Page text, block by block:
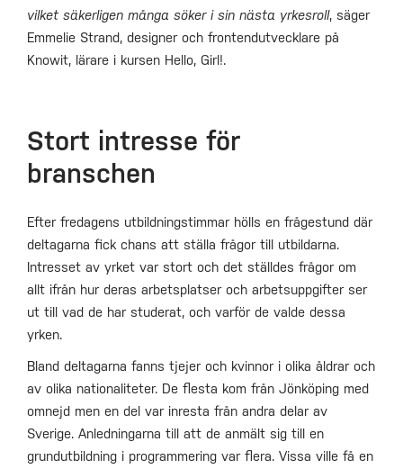
vilket säkerligen många söker i sin nästa yrkesroll, säger
Emmelie Strand, designer och frontendutvecklare på
Knowit, lärare i kursen Hello, Girl!.
Stort intresse för
branschen
Efter fredagens utbildningstimmar hölls en frågestund där
deltagarna fick chans att ställa frågor till utbildarna.
Intresset av yrket var stort och det ställdes frågor om
allt ifrån hur deras arbetsplatser och arbetsuppgifter ser
ut till vad de har studerat, och varför de valde dessa
yrken.
Bland deltagarna fanns tjejer och kvinnor i olika åldrar och
av olika nationaliteter. De flesta kom från Jönköping med
omnejd men en del var inresta från andra delar av
Sverige. Anledningarna till att de anmält sig till en
grundutbildning i programmering var flera. Vissa ville få en